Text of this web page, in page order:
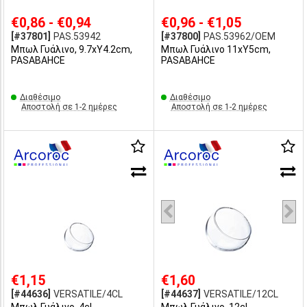
€0,86 - €0,94
[#37801]
PAS.53942
Μπωλ Γυάλινο, 9.7xY4.2cm,
PASABAHCE
Διαθέσιμο
Αποστολή σε 1-2 ημέρες
€0,96 - €1,05
[#37800]
PAS.53962/OEM
Μπωλ Γυάλινο 11xY5cm,
PASABAHCE
Διαθέσιμο
Αποστολή σε 1-2 ημέρες
€1,15
[#44636] VERSATILE/4CL
€1,60
[#44637] VERSATILE/12CL